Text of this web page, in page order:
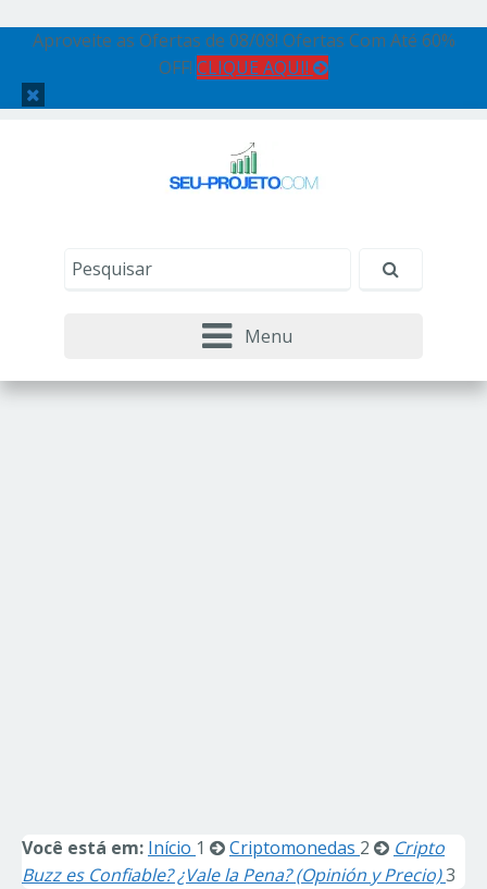
Aproveite as Ofertas de 08/08! Ofertas Com Até 60%
OFF! CLIQUE AQUI!
Menu
Você está em: Início 1 Criptomonedas 2
Cripto
Buzz es Confiable? ¿Vale la Pena? (Opinión y Precio)3